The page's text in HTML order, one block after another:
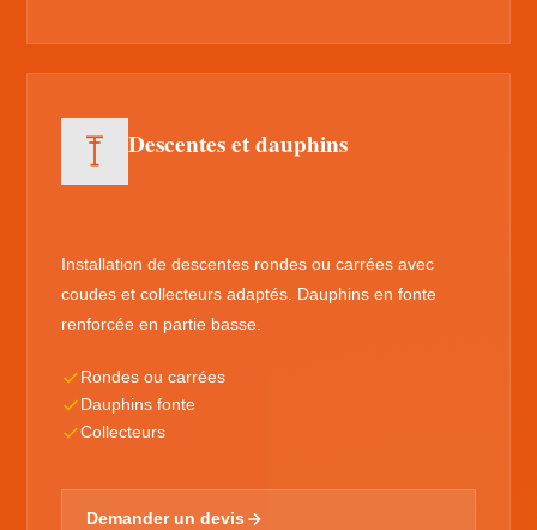
Descentes et dauphins
Installation de descentes rondes ou carrées avec
coudes et collecteurs adaptés. Dauphins en fonte
renforcée en partie basse.
Rondes ou carrées
Dauphins fonte
Collecteurs
Demander un devis